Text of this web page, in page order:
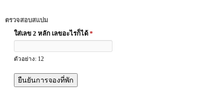
ตรวจสอบสแปม
ใส่เลข 2 หลัก เลขอะไรก็ได้ *
ตัวอย่าง: 12